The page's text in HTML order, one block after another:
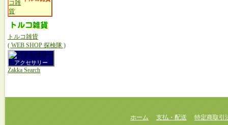
トルコ雑貨
( WEB SHOP 探検隊 )
アクセサリー
Zakka Search
ホーム 支払・配送 特定商取引